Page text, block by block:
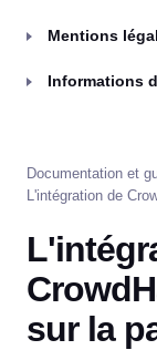
Mentions
Informations
Documentation et
L'intégration de
sur la